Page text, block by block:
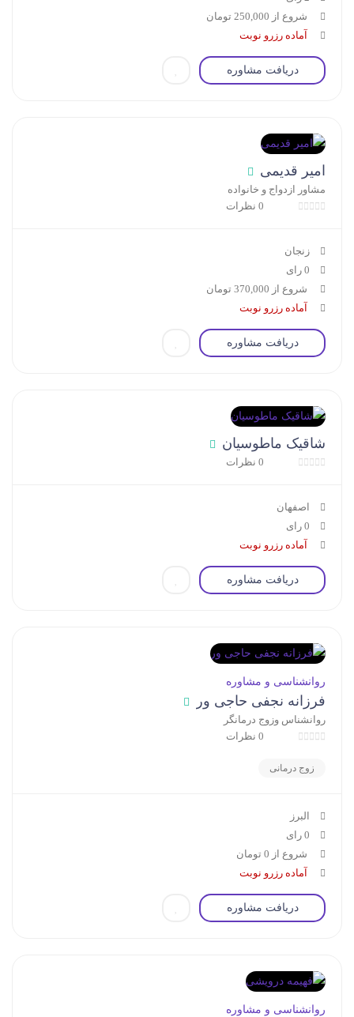
شروع از 250,000 تومان
آماده رزرو نوبت
دریافت مشاوره
امیر قدیمی
مشاور ازدواج و خانواده
0 نظرات
زنجان
0 رای
شروع از 370,000 تومان
آماده رزرو نوبت
دریافت مشاوره
شاقیک ماطوسیان
0 نظرات
اصفهان
0 رای
آماده رزرو نوبت
دریافت مشاوره
روانشناسی و مشاوره
فرزانه نجفی حاجی ور
روانشناس وزوج درمانگر
0 نظرات
زوج درمانی
البرز
0 رای
شروع از 0 تومان
آماده رزرو نوبت
دریافت مشاوره
روانشناسی و مشاوره